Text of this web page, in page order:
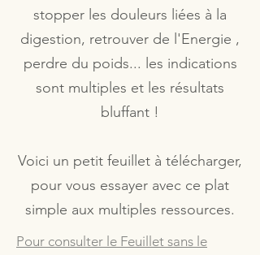
stopper les douleurs liées à la
digestion, retrouver de l'Energie ,
perdre du poids... les indications
sont multiples et les résultats
bluffant !
Voici un petit feuillet à télécharger,
pour vous essayer avec ce plat
simple aux multiples ressources.
Pour consulter le Feuillet sans le